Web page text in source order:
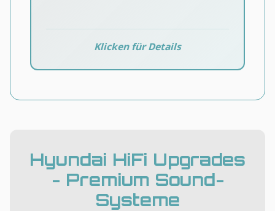
Klicken für Details
Hyundai HiFi Upgrades
- Premium Sound-
Systeme